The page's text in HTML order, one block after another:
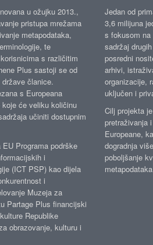
u ožujku 2013.,
pristupa mrežama
metapodataka,
te
s različitim
Plus sastoji se od
članice.
s Europeana
će veliku količinu
učiniti dostupnim
Programa podrške
i
(ICT PSP) kao dijela
i
Muzeja za
Partage Plus financijski
Republike
obrazovanje, kulturu i
Jedan od
3,6 milijuna
s fokusom
sadržaj
posredni
arhivi,
organizacije,
uključen i
Cilj projekta
pretraživanja
Europeane,
dogradnja
poboljšanje